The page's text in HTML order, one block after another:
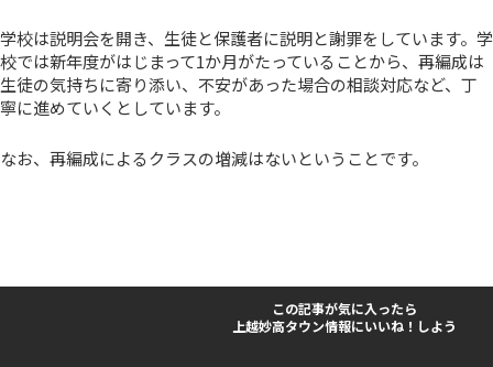
学校は説明会を開き、生徒と保護者に説明と謝罪をしています。学
校では新年度がはじまって1か月がたっていることから、再編成は
生徒の気持ちに寄り添い、不安があった場合の相談対応など、丁
寧に進めていくとしています。
なお、再編成によるクラスの増減はないということです。
この記事が気に入ったら
上越妙高タウン情報にいいね！しよう